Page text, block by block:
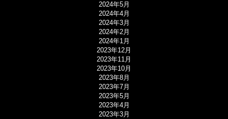
2024年5月
2024年4月
2024年3月
2024年2月
2024年1月
2023年12月
2023年11月
2023年10月
2023年8月
2023年7月
2023年5月
2023年4月
2023年3月